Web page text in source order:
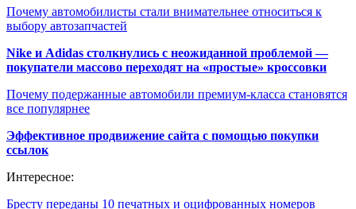
Почему автомобилисты стали внимательнее относиться к
выбору автозапчастей
Nike и Adidas столкнулись с неожиданной проблемой —
покупатели массово переходят на «простые» кроссовки
Почему подержанные автомобили премиум-класса становятся
все популярнее
Эффективное продвижение сайта с помощью покупки
ссылок
Интересное:
Бресту переданы 10 печатных и оцифрованных номеров